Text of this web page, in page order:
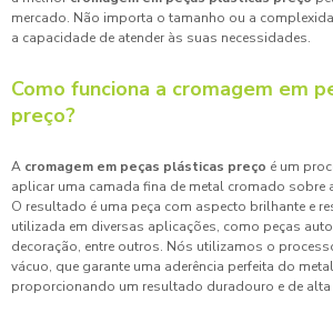
mercado. Não importa o tamanho ou a
a capacidade de atender às suas necessidades.
Como funciona a cromagem em
preço?
A cromagem em peças plásticas preço é um
aplicar uma camada fina de metal cromado sobre
O resultado é uma peça com aspecto brilhante e
utilizada em diversas aplicações, como peças
decoração, entre outros. Nós utilizamos o
vácuo, que garante uma aderência perfeita do
proporcionando um resultado duradouro e de